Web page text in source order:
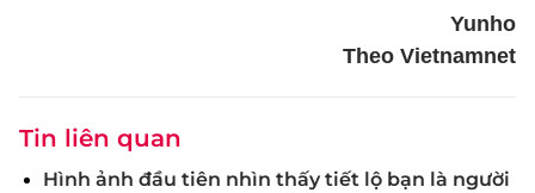
Yunho
Theo Vietnamnet
Tin liên quan
Hình ảnh đầu tiên nhìn thấy tiết lộ bạn là người